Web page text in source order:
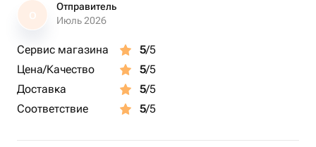
О
Отправитель
Июль 2026
Сервис магазина 5/5
Цена/Качество
5/5
Доставка
5/5
Соответствие
5/5